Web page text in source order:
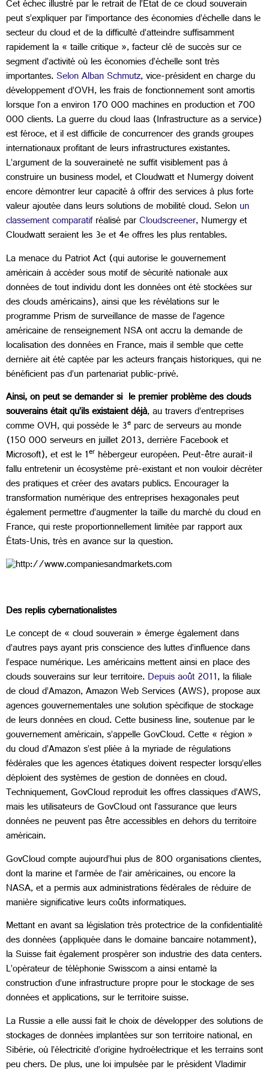
Cet échec illustré par le retrait de l’État de ce cloud souverain
peut s’expliquer par l’importance des économies d’échelle dans le
secteur du cloud et de la difficulté d’atteindre suffisamment
rapidement la « taille critique », facteur clé de succès sur ce
segment d’activité où les économies d’échelle sont très
importantes.Selon Alban Schmutz, vice-président en charge du
développement d’OVH, les frais de fonctionnement sont amortis
lorsque l’on a environ 170 000 machines en production et 700
000 clients. La guerre du cloud Iaas (Infrastructure as a service)
est féroce, et il est difficile de concurrencer des grands groupes
internationaux profitant de leurs infrastructures existantes.
L’argument de la souveraineté ne suffit visiblement pas à
construire un business model, et Cloudwatt et Numergy doivent
encore démontrer leur capacité à offrir des services à plus forte
valeur ajoutée dans leurs solutions de mobilité cloud. Selonun
classement comparatifréalisé parCloudscreener, Numergy et
Cloudwatt seraient les 3e et 4e offres les plus rentables.
La menace du Patriot Act (qui autorise le gouvernement
américain à accéder sous motif de sécurité nationale aux
données de tout individu dont les données ont été stockées sur
des clouds américains), ainsi que les révélations sur le
programme Prism de surveillance de masse de l’agence
américaine de renseignement NSA ont accru la demande de
localisation des données en France, mais il semble que cette
dernière ait été captée par les acteurs français historiques, qui ne
bénéficient pas d’un partenariat public-privé.
Ainsi, on peut se demander si le premier problème des clouds
souverains était qu’ils existaient déjà, au travers d’entreprises
comme OVH, qui possède le 3e parc de serveurs au monde
(150 000 serveurs en juillet 2013, derrière Facebook et
Microsoft), et est le 1er hébergeur européen. Peut-être aurait-il
fallu entretenir un écosystème pré-existant et non vouloir décréter
des pratiques et créer des avatars publics. Encourager la
transformation numérique des entreprises hexagonales peut
également permettre d’augmenter la taille du marché du cloud en
France, qui reste proportionnellement limitée par rapport aux
États-Unis, très en avance sur la question.
Des replis cybernationalistes
Le concept de « cloud souverain » émerge également dans
d’autres pays ayant pris conscience des luttes d’influence dans
l’espace numérique. Les américains mettent ainsi en place des
clouds souverains sur leur territoire.Depuis août 2011, la filiale
de cloud d’Amazon, Amazon Web Services (AWS), propose aux
agences gouvernementales une solution spécifique de stockage
de leurs données en cloud. Cette business line, soutenue par le
gouvernement américain, s’appelle GovCloud. Cette « région »
du cloud d’Amazon s’est pliée à la myriade de régulations
fédérales que les agences étatiques doivent respecter lorsqu’elles
déploient des systèmes de gestion de données en cloud.
Techniquement, GovCloud reproduit les offres classiques d’AWS,
mais les utilisateurs de GovCloud ont l’assurance que leurs
données ne peuvent pas être accessibles en dehors du territoire
américain.
GovCloud compte aujourd’hui plus de 800 organisations clientes,
dont la marine et l’armée de l’air américaines, ou encore la
NASA, et a permis aux administrations fédérales de réduire de
manière significative leurs coûts informatiques.
Mettant en avant sa législation très protectrice de la confidentialité
des données (appliquée dans le domaine bancaire notamment),
la Suisse fait également prospérer son industrie des data centers.
L’opérateur de téléphonie Swisscom a ainsi entamé la
construction d’une infrastructure propre pour le stockage de ses
données et applications, sur le territoire suisse.
La Russie a elle aussi fait le choix de développer des solutions de
stockages de données implantées sur son territoire national, en
Sibérie, où l’électricité d’origine hydroélectrique et les terrains sont